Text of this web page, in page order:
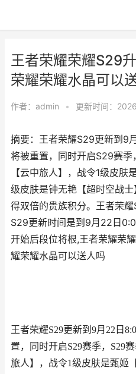
王者荣耀荣耀S29
荣耀荣耀水晶可以
作者： admin • 更新时间：
摘要：王者荣耀S29更新到9
将被重置，同时开启S29赛
【云中旅人】，战令1级皮
级皮肤是钟无艳【超时空战
得双倍的贵族积分。王者荣耀
S29更新时间是到9月22日
开始后段位将根,王者荣耀荣
耀荣耀水晶可以送人吗
王者荣耀S29更新到9月22日
置，同时开启S29赛季，S29
旅人】，战令1级皮肤是甄姬